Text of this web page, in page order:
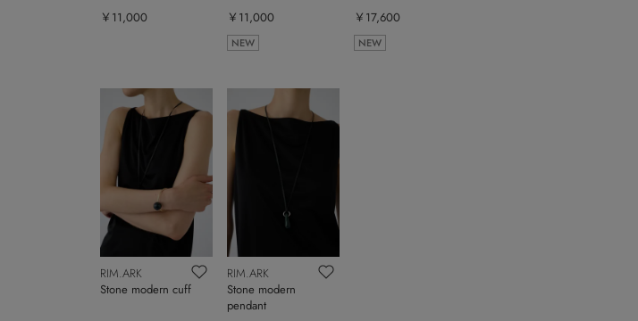
￥11,000 ￥11,000
NEW
￥17,600
NEW
RIM.ARK
Stone modern cuff
RIM.ARK
Stone modern
pendant